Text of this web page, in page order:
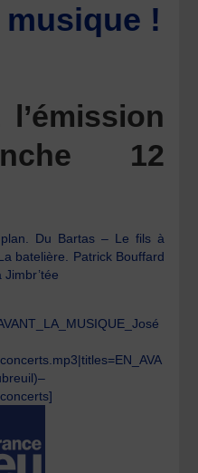
!
l’émission
12
Du Bartas – Le fils à
batelière. Patrick Bouffard